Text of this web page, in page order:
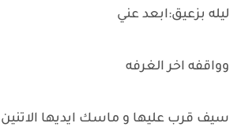
ليله بزعيق:ابعد عني
وواقفه اخر الغرفه
سيف قرب عليها و ماسك ايديها